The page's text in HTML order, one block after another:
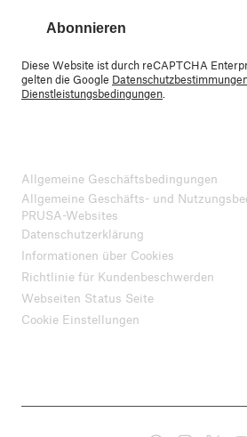
Abonnieren
Diese Website ist durch reCAPTCHA
gelten die Google
Dienstleistungsbedingungen
Allgemeine Geschäftsbedingungen
Allgemeine Geschäfts- und
PRUSA-Websites
Datenschutzerklärung
Informationen über Cookies
Richtlinie für Kundenbeschwerden
Webseiten Status Seite
Cookie Einstellungen